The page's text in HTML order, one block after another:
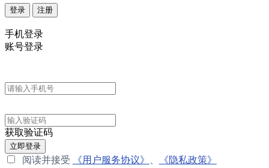
登录 注册
手机登录
账号登录
获取验证码
立即登录
阅读并接受 《用户服务协议》 《隐私政策》